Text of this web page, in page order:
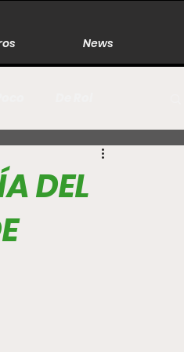
News
Naturaleza
Zacatecas
DEL